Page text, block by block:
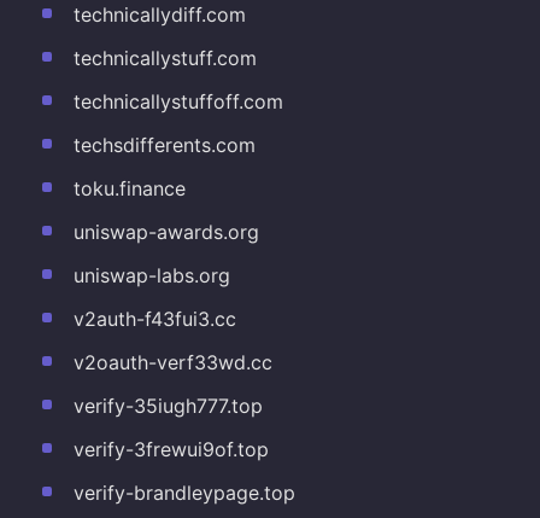
technicallydiff.com
technicallystuff.com
technicallystuffoff.com
techsdifferents.com
toku.finance
uniswap-awards.org
uniswap-labs.org
v2auth-f43fui3.cc
v2oauth-verf33wd.cc
verify-35iugh777.top
verify-3frewui9of.top
verify-brandleypage.top